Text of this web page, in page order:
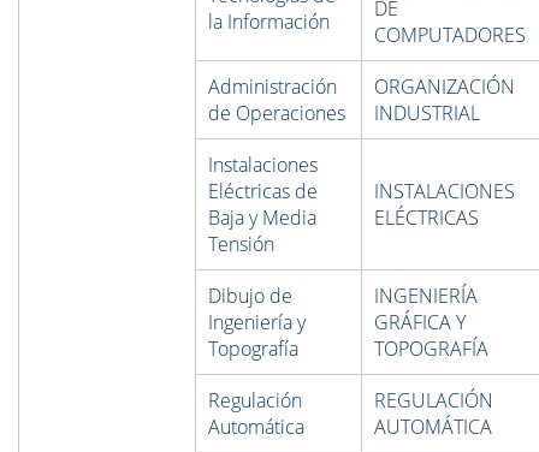
la Información
DE
COMPUTADORES
Administración
de Operaciones
ORGANIZACIÓN
INDUSTRIAL
Instalaciones
Eléctricas de
Baja y Media
Tensión
INSTALACIONES
ELÉCTRICAS
Dibujo de
Ingeniería y
Topografía
INGENIERÍA
GRÁFICA Y
TOPOGRAFÍA
Regulación
Automática
REGULACIÓN
AUTOMÁTICA